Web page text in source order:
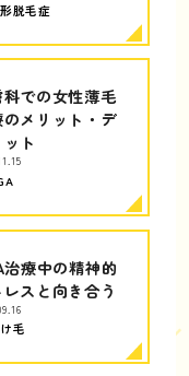
脱毛症
での女性薄毛
メリット・デ
ト
治療中の精神的
スと向き合う
毛